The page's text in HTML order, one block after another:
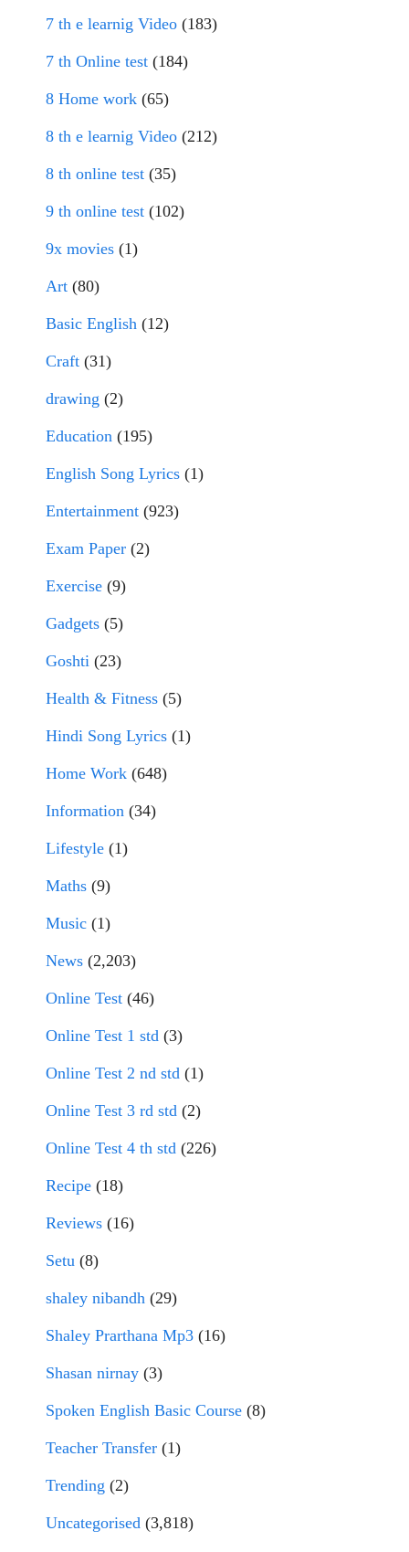
7 th e learnig Video (183)
7 th Online test (184)
8 Home work (65)
8 th e learnig Video (212)
8 th online test (35)
9 th online test (102)
9x movies (1)
Art (80)
Basic English (12)
Craft (31)
drawing (2)
Education (195)
English Song Lyrics (1)
Entertainment (923)
Exam Paper (2)
Exercise (9)
Gadgets (5)
Goshti (23)
Health & Fitness (5)
Hindi Song Lyrics (1)
Home Work (648)
Information (34)
Lifestyle (1)
Maths (9)
Music (1)
News (2,203)
Online Test (46)
Online Test 1 std (3)
Online Test 2 nd std (1)
Online Test 3 rd std (2)
Online Test 4 th std (226)
Recipe (18)
Reviews (16)
Setu (8)
shaley nibandh (29)
Shaley Prarthana Mp3 (16)
Shasan nirnay (3)
Spoken English Basic Course (8)
Teacher Transfer (1)
Trending (2)
Uncategorised (3,818)